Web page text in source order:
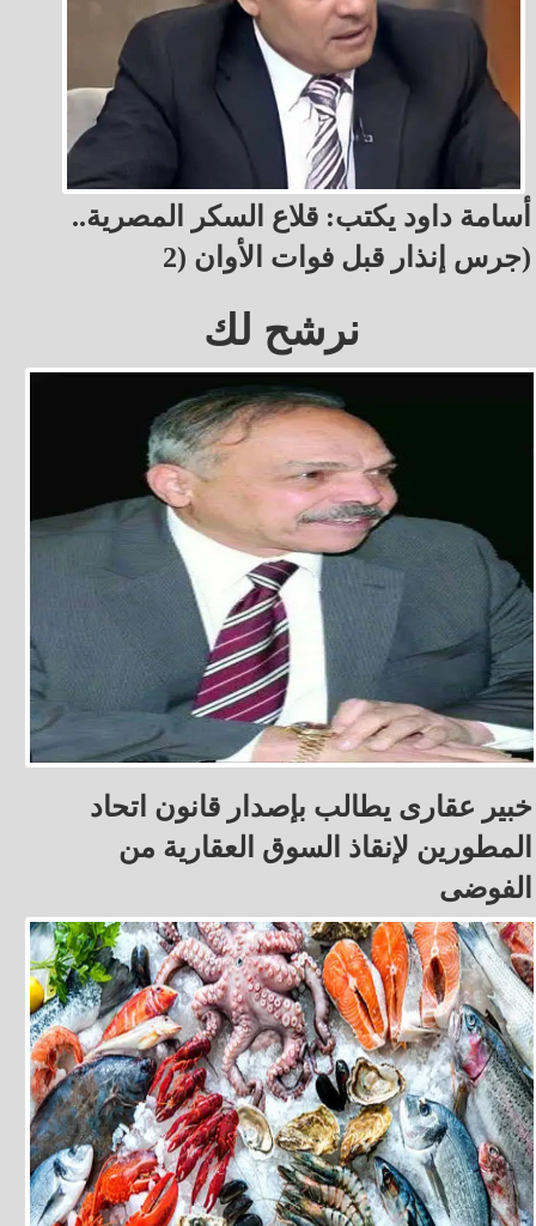
أسامة داود يكتب: قلاع السكر المصرية..
جرس إنذار قبل فوات الأوان (2)
نرشح لك
خبير عقارى يطالب بإصدار قانون اتحاد
المطورين لإنقاذ السوق العقارية من
الفوضى